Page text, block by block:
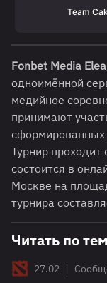
Team
Fonbet Media
одноимённой
медийное
принимают
сформированных
Турнир проходит
состоится в
Москве на
турнира
Читать по
27.02 |